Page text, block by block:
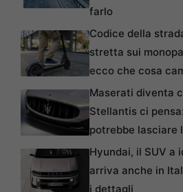
farlo
Codice della
stretta sui
ecco che cosa
Maserati diventa
Stellantis ci pensa:
potrebbe lasciare
Hyundai, il SUV a
arriva anche in
i dettagli